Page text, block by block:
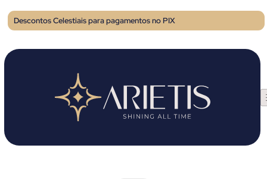
Descontos Celestiais para pagamentos no PIX